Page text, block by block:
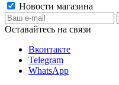
Новости магазина
Оставайтесь на связи
Вконтакте
Telegram
WhatsApp